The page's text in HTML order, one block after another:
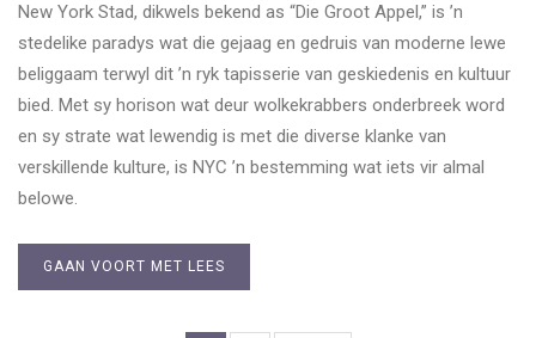
New York Stad, dikwels bekend as “Die Groot Appel,” is ’n
stedelike paradys wat die gejaag en gedruis van moderne lewe
beliggaam terwyl dit ’n ryk tapisserie van geskiedenis en kultuur
bied. Met sy horison wat deur wolkekrabbers onderbreek word
en sy strate wat lewendig is met die diverse klanke van
verskillende kulture, is NYC ’n bestemming wat iets vir almal
belowe.
GAAN VOORT MET LEES